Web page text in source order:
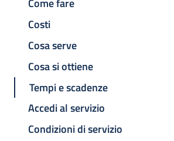
Come fare
Costi
Cosa serve
Cosa si ottiene
Tempi e scadenze
Accedi al servizio
Condizioni di servizio